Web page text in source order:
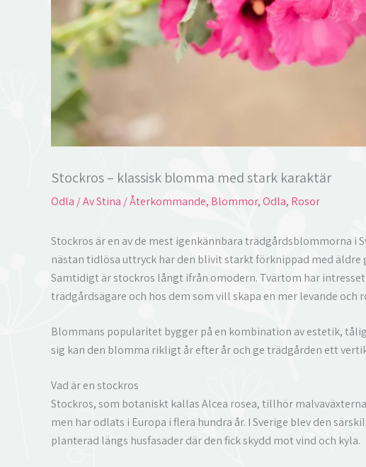
Stockros – klassisk blomma med stark karaktär
Odla / AvStina /Återkommande, Blommor,Odla, Rosor
Stockros är en av de mest igenkännbara trädgårdsblommorna i
nästan tidlösa uttryck har den blivit starkt förknippad med äldre
Samtidigt är stockros långt ifrån omodern. Tvärtom har
trädgårdsägare och hos dem som vill skapa en mer levande och
Blommans popularitet bygger på en kombination av estetik,
sig kan den blomma rikligt år efter år och ge trädgården ett
Vad är en stockros
Stockros, som botaniskt kallas Alcea rosea, tillhör
men har odlats i Europa i flera hundra år. I Sverige blev den
planterad längs husfasader där den fick skydd mot vind och kyla.